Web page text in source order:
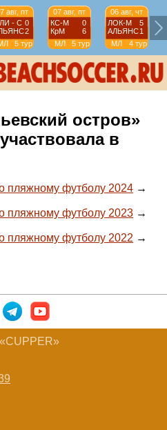
авг, пт
- С 0
2
5 тур
07 авг, пт
КС-М
0
КрМ
6
МЛ
5 тур
06 авг, чт
ЛОК-М
5
АЛЬЯНС1
МЛ
4 тур
остров»
в
пляжному футболу 2024 →
пляжному футболу 2023 →
пляжному футболу 2022 →